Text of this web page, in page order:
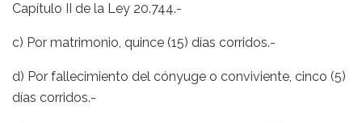
Capítulo II de la Ley 20.744.-
c) Por matrimonio, quince (15) días corridos.-
d) Por fallecimiento del cónyuge o conviviente, cinco (5)
días corridos.-